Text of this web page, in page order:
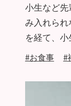
小生など
み入れら
を経て、
#お食事 #